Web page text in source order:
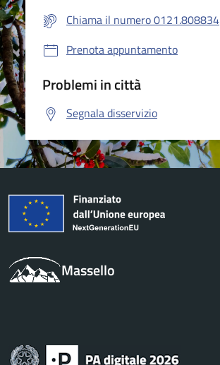
Chiama il numero 0121.808834
Prenota appuntamento
Problemi in città
Segnala disservizio
Massello